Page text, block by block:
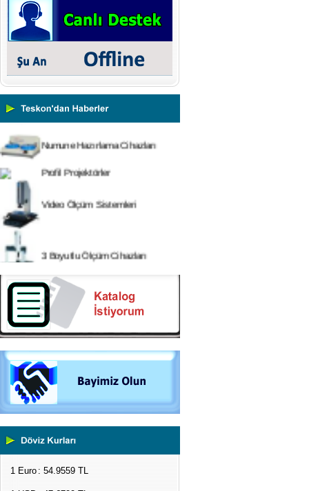
Yüzey Pürüzlülük Ölçüm
Cihazları
Vİbrasyon Test Cihazları
Tork Ölçerler-Kuvvet Ölçerler
Mikroskoplar
Çekme Kopma Test Cihazları
Beton Test Cihazları
Impact Test Cihazları
Plastik Test Cihazları
1 Euro : 54.9559 TL